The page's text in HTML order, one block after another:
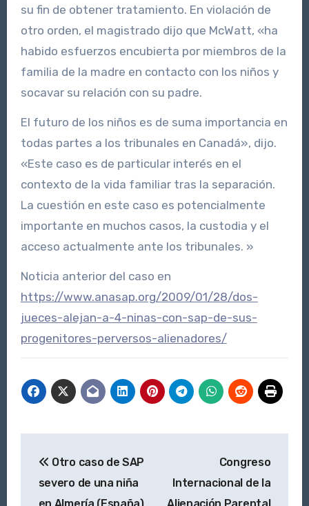
su fin de obtener tratamiento. En violación de
otro orden, el magistrado dijo que McWatt, «ha
habido esfuerzos encubierta por miembros de la
familia de la madre en contacto con los niños y
socavar su relación con su padre.
El futuro de los niños es de suma importancia en
todas partes a los tribunales en Canadá», dijo.
«Este caso es de particular interés en el
contexto de la vida familiar tras la separación.
La cuestión en este caso es potencialmente
importante en muchos casos, la custodia y el
acceso actualmente ante los tribunales. »
Noticia anterior del caso en
https://www.anasap.org/2009/01/28/dos-
jueces-alejan-a-4-ninas-con-sap-de-sus-
progenitores-perversos-alienadores/
de
Otro caso de SAP
severo de una niña
en Almería (España)
Congreso
Internacional de la
Alienación Parental